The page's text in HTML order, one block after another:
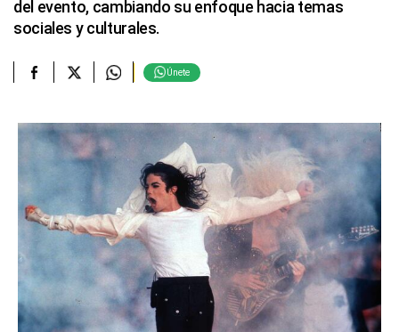
del evento, cambiando su enfoque hacia temas
sociales y culturales.
Únete